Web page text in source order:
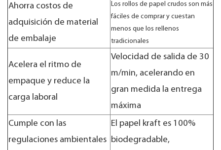
Ahorra costos de
adquisición de material
de embalaje
Los rollos de papel crudos son más
fáciles de comprar y cuestan
menos que los rellenos
tradicionales
Acelera el ritmo de
empaque y reduce la
carga laboral
Velocidad de salida de 30
m/min, acelerando en
gran medida la entrega
máxima
Cumple con las
regulaciones ambientales
El papel kraft es 100%
biodegradable,